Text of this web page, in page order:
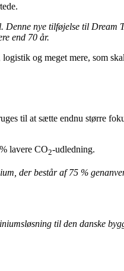
nye tilføjelse til Dream
end 70 år.
og meget mere, som
til at sætte endnu større
lavere CO2-udledning.
der består af 75 %
til den danske